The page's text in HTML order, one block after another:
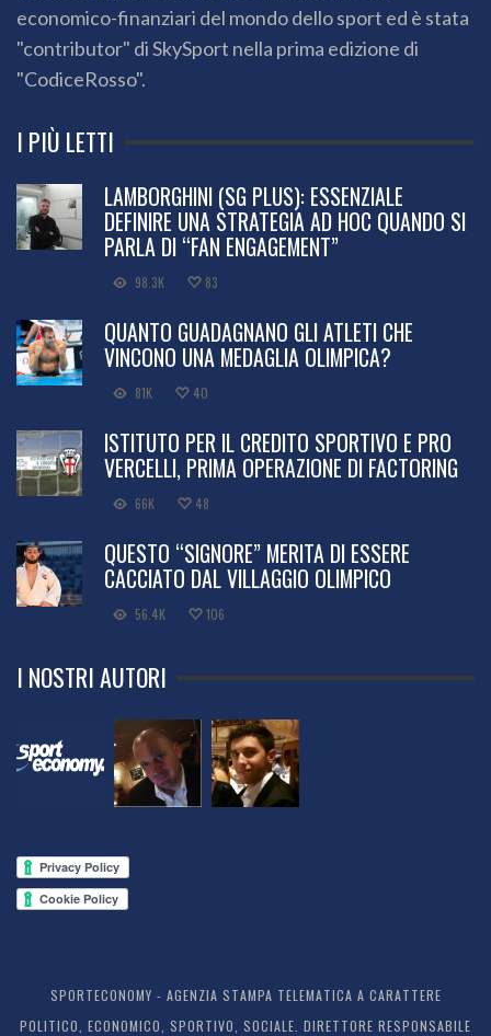
economico-finanziari del mondo dello sport ed è stata
"contributor" di SkySport nella prima edizione di
"CodiceRosso".
I PIÙ LETTI
LAMBORGHINI (SG PLUS): ESSENZIALE
DEFINIRE UNA STRATEGIA AD HOC QUANDO SI
PARLA DI “FAN ENGAGEMENT”
98.3K 83
QUANTO GUADAGNANO GLI ATLETI CHE
VINCONO UNA MEDAGLIA OLIMPICA?
81K 40
ISTITUTO PER IL CREDITO SPORTIVO E PRO
VERCELLI, PRIMA OPERAZIONE DI FACTORING
66K 48
QUESTO “SIGNORE” MERITA DI ESSERE
CACCIATO DAL VILLAGGIO OLIMPICO
56.4K 106
I NOSTRI AUTORI
SPORTECONOMY - AGENZIA STAMPA TELEMATICA A CARATTERE
POLITICO, ECONOMICO, SPORTIVO, SOCIALE. DIRETTORE RESPONSABILE